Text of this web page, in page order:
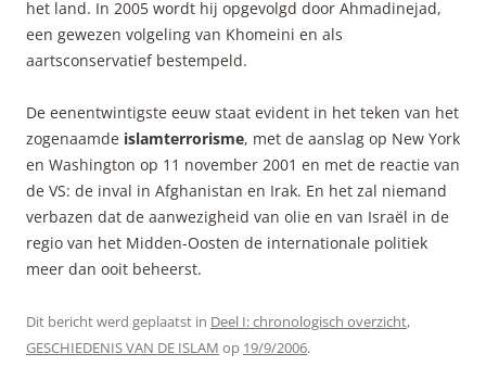
het land. In 2005 wordt hij opgevolgd door Ahmadinejad,
een gewezen volgeling van Khomeini en als
aartsconservatief bestempeld.
De eenentwintigste eeuw staat evident in het teken van het
zogenaamde islamterrorisme, met de aanslag op New York
en Washington op 11 november 2001 en met de reactie van
de VS: de inval in Afghanistan en Irak. En het zal niemand
verbazen dat de aanwezigheid van olie en van Israël in de
regio van het Midden-Oosten de internationale politiek
meer dan ooit beheerst.
Dit bericht werd geplaatst in Deel I: chronologisch overzicht,
GESCHIEDENIS VAN DE ISLAM op 19/9/2006.